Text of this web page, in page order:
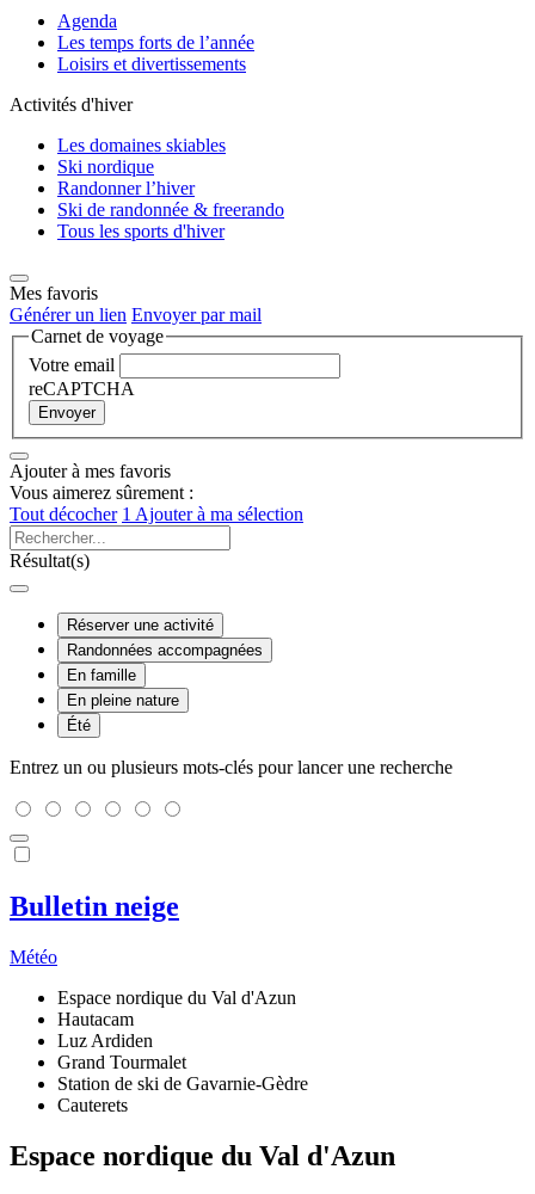
Agenda
Les temps forts de l’année
Loisirs et divertissements
Activités d'hiver
Les domaines skiables
Ski nordique
Randonner l’hiver
Ski de randonnée & freerando
Tous les sports d'hiver
Mes favoris
Générer un lien Envoyer par mail
Carnet de voyage
Votre email
reCAPTCHA
Envoyer
Ajouter à mes favoris
Vous aimerez sûrement :
Tout décocher 1 Ajouter à ma sélection
Résultat(s)
Réserver une activité
Randonnées accompagnées
En famille
En pleine nature
Été
Entrez un ou plusieurs mots-clés pour lancer une recherche
Bulletin neige
Météo
Espace nordique du Val d'Azun
Hautacam
Luz Ardiden
Grand Tourmalet
Station de ski de Gavarnie-Gèdre
Cauterets
Espace nordique du Val d'Azun